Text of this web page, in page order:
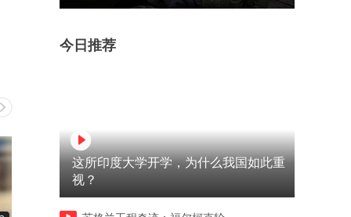
今日推荐
这所印度大学开学，为什么我国如此重
视？